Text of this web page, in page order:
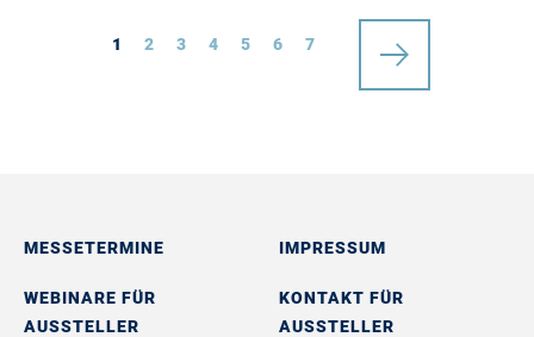
1 2 3 4 5 6 7
MESSETERMINE
WEBINARE FÜR
AUSSTELLER
IMPRESSUM
KONTAKT FÜR
AUSSTELLER